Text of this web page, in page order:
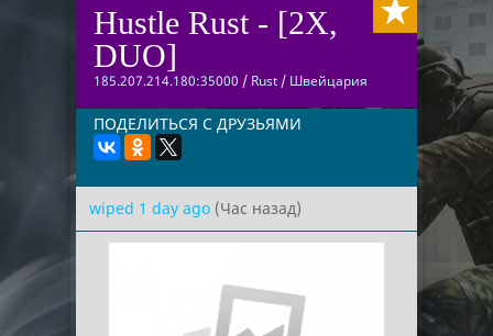
Hustle Rust - [2X,
DUO]
185.207.214.180:35000 / Rust / Швейцария
ПОДЕЛИТЬСЯ С ДРУЗЬЯМИ
wiped 1 day ago (Час назад)